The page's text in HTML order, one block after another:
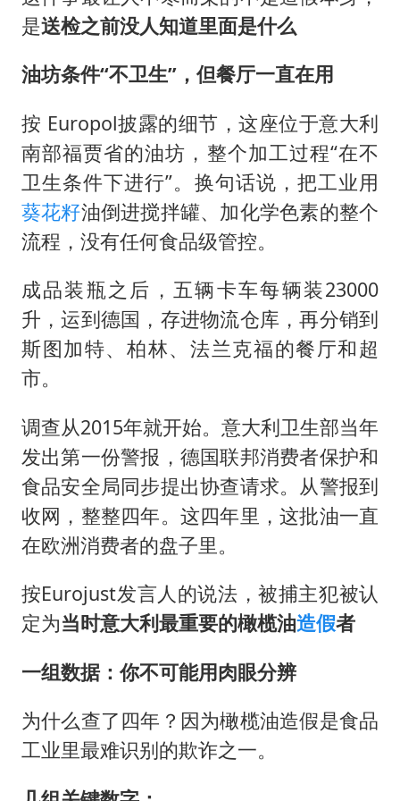
是送检之前没人知道里面是什么
油坊条件“不卫生”，但餐厅一直在用
按 Europol披露的细节，这座位于意大利
南部福贾省的油坊，整个加工过程“在不
卫生条件下进行”。换句话说，把工业用
葵花籽油倒进搅拌罐、加化学色素的整个
流程，没有任何食品级管控。
成品装瓶之后，五辆卡车每辆装23000
升，运到德国，存进物流仓库，再分销到
斯图加特、柏林、法兰克福的餐厅和超
市。
调查从2015年就开始。意大利卫生部当年
发出第一份警报，德国联邦消费者保护和
食品安全局同步提出协查请求。从警报到
收网，整整四年。这四年里，这批油一直
在欧洲消费者的盘子里。
按Eurojust发言人的说法，被捕主犯被认
定为当时意大利最重要的橄榄油造假者
一组数据：你不可能用肉眼分辨
为什么查了四年？因为橄榄油造假是食品
工业里最难识别的欺诈之一。